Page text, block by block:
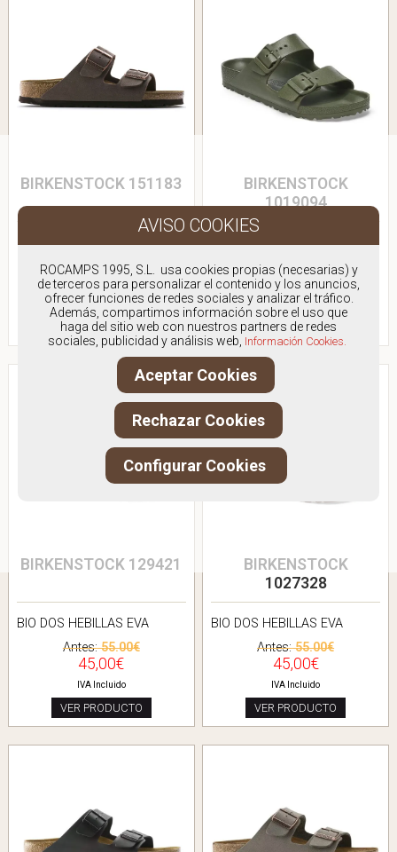
BIRKENSTOCK 151183
BIO DOS HEBILLAS
Antes:100.00€
90,00€
IVA Incluido
VER PRODUCTO
BIRKENSTOCK
1019094
BIO DOS HEBILLAS EVA
Antes:55.00€
45,00€
IVA Incluido
VER PRODUCTO
BIRKENSTOCK 129421
BIO DOS HEBILLAS EVA
Antes:55.00€
45,00€
IVA Incluido
VER PRODUCTO
BIRKENSTOCK
1027328
BIO DOS HEBILLAS EVA
Antes:55.00€
45,00€
IVA Incluido
VER PRODUCTO
ROCAMPS 1995, S.L. usa cookies propias (necesarias) y
de terceros para personalizar el contenido y los anuncios,
ofrecer funciones de redes sociales y analizar el tráfico.
Además, compartimos información sobre el uso que
haga del sitio web con nuestros partners de redes
sociales, publicidad y análisis web, Información Cookies.
Aceptar Cookies
Rechazar Cookies
Configurar Cookies